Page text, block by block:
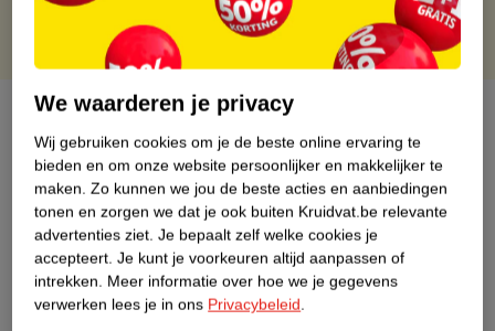
Over dit product
Productinformatie
Etiketinformatie
Nature Impact Score
We waarderen je privacy
Wij gebruiken cookies om je de beste online ervaring te
bieden en om onze website persoonlijker en makkelijker te
maken. Zo kunnen we jou de beste acties en aanbiedingen
tonen en zorgen we dat je ook buiten Kruidvat.be relevante
advertenties ziet. Je bepaalt zelf welke cookies je
accepteert. Je kunt je voorkeuren altijd aanpassen of
intrekken. Meer informatie over hoe we je gegevens
verwerken lees je in ons Privacybeleid.